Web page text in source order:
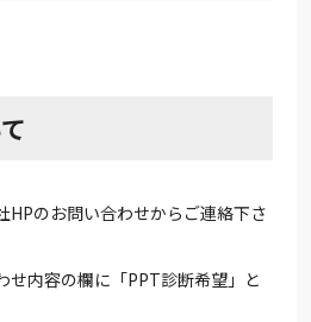
HPのお問い合わせからご連絡下さ
せ内容の欄に「PPT診断希望」と